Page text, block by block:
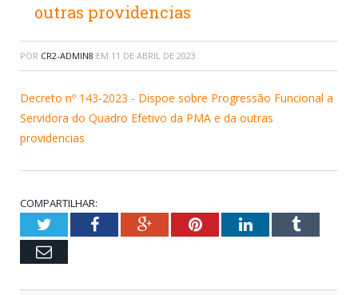
outras providencias
POR CR2-ADMIN8 EM 11 DE ABRIL DE 2023
Decreto nº 143-2023 - Dispoe sobre Progressão Funcional a
Servidora do Quadro Efetivo da PMA e da outras
providencias
COMPARTILHAR:
TwitterFacebookGoogle+PinterestLinkedInTumblr
Email